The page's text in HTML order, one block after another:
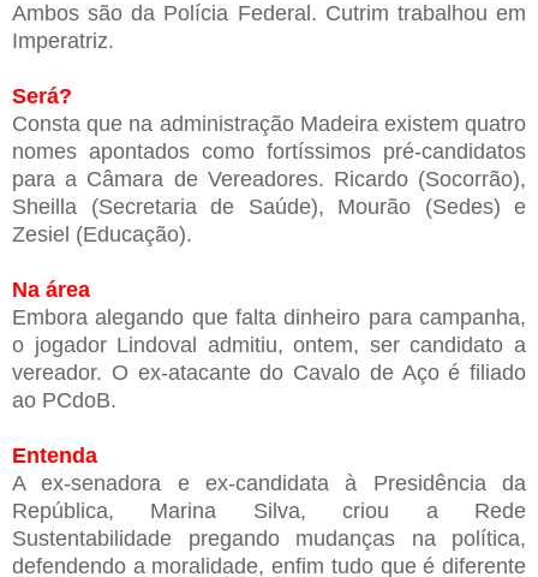
Ambos são da Polícia Federal. Cutrim trabalhou em
Imperatriz.
Será?
Consta que na administração Madeira existem quatro
nomes apontados como fortíssimos pré-candidatos
para a Câmara de Vereadores. Ricardo (Socorrão),
Sheilla (Secretaria de Saúde), Mourão (Sedes) e
Zesiel (Educação).
Na área
Embora alegando que falta dinheiro para campanha,
o jogador Lindoval admitiu, ontem, ser candidato a
vereador. O ex-atacante do Cavalo de Aço é filiado
ao PCdoB.
Entenda
A ex-senadora e ex-candidata à Presidência da
República, Marina Silva, criou a Rede
Sustentabilidade pregando mudanças na política,
defendendo a moralidade, enfim tudo que é diferente